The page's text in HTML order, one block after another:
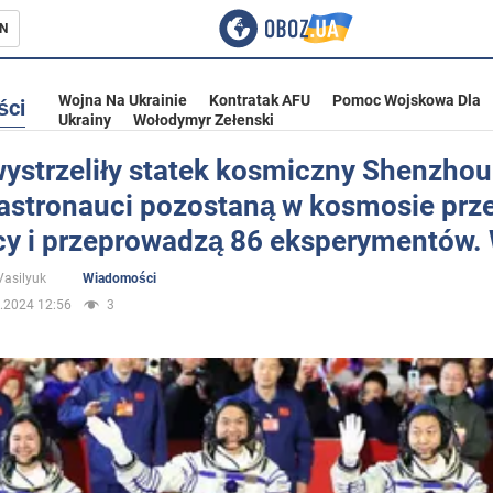
Ukrainie
Wojna Na Ukrainie Kontratak AFU
Pomoc Wojskowa Dla
Ukrainy
Wołodymyr Zełenski
statek kosmiczny
pozostaną w kosmosie
i przeprowadzą 86 eksperymentów.
Wiadomości
12:56
3